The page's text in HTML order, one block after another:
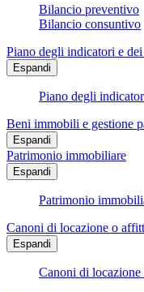
Bilancio preventivo
Bilancio consuntivo
Piano degli indicatori e
Espandi
Piano degli
Beni immobili e gestione
Espandi
Patrimonio immobiliare
Espandi
Patrimonio
Canoni di locazione o
Espandi
Canoni di